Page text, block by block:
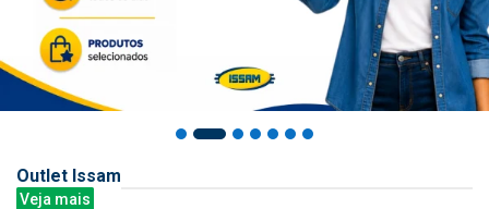
Outlet Issam
Veja mais